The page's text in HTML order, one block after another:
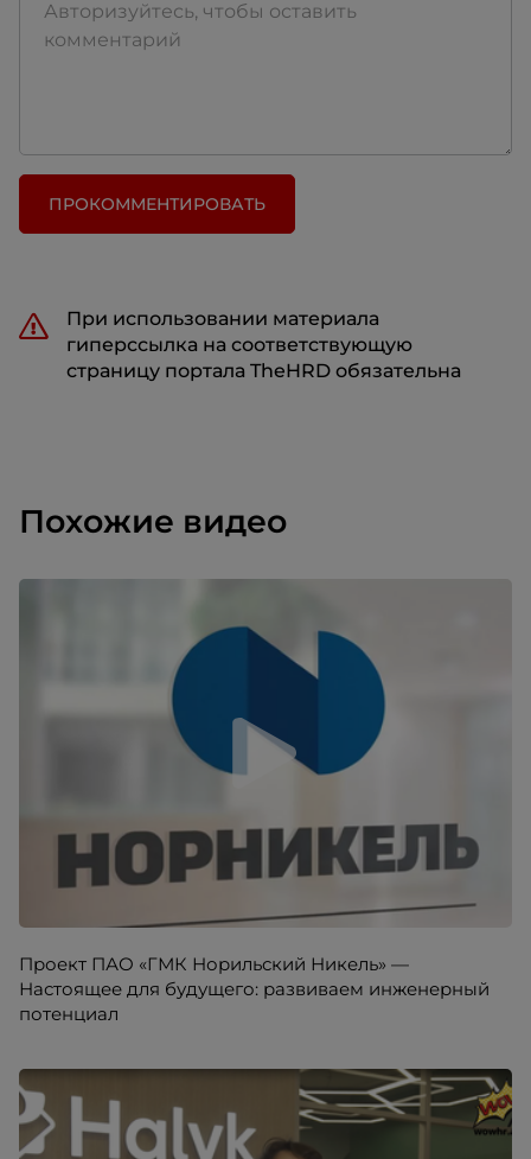
ПРОКОММЕНТИРОВАТЬ
При использовании материала
гиперссылка на соответствующую
страницу портала TheHRD обязательна
Похожие видео
Проект ПАО «ГМК Норильский Никель» —
Настоящее для будущего: развиваем инженерный
потенциал